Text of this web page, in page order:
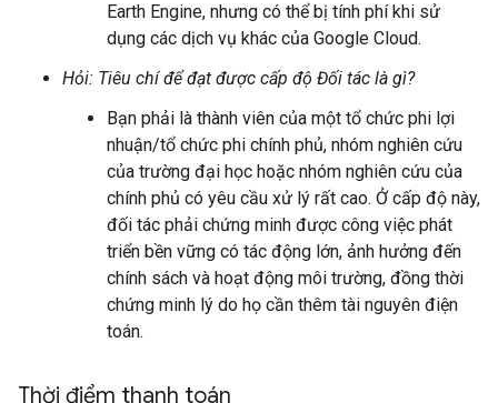
Earth Engine, nhưng có thể bị tính phí khi sử
dụng các dịch vụ khác của Google Cloud.
Hỏi: Tiêu chí để đạt được cấp độ Đối tác là gì?
Bạn phải là thành viên của một tổ chức phi lợi
nhuận/tổ chức phi chính phủ, nhóm nghiên cứu
của trường đại học hoặc nhóm nghiên cứu của
chính phủ có yêu cầu xử lý rất cao. Ở cấp độ này,
đối tác phải chứng minh được công việc phát
triển bền vững có tác động lớn, ảnh hưởng đến
chính sách và hoạt động môi trường, đồng thời
chứng minh lý do họ cần thêm tài nguyên điện
toán.
Thời điểm thanh toán